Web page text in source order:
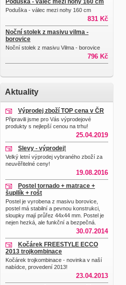
Poduška - válec mezi nohy 160 cm
Poduška - válec mezi nohy 160 cm
831 Kč
Noční stolek z masivu vilma -
borovice
Noční stolek z masivu Vilma - borovice
796 Kč
Aktuality
Výprodej zboží TOP cena v ČR
Připravili jsme pro Vás výprodejové
produkty s nejlepší cenou na trhu!
25.04.2019
Slevy - výprodej!
Velký letní výprodej vybraného zboží za
neuvěřitelné ceny!
19.08.2016
Postel tornado + matrace +
šupllík + rošt
Postel je vyrobena z masivu borovice,
postel má stabilní a pevnou konstrukci,
sloupky mají průřez 44x44 mm. Postel je
nejen hezká, ale funkční a bezpečná.
30.07.2014
Kočárek FREESTYLE ECCO
2013 trojkombinace
Kočárek trojkombinace - novinka v naší
nabídce, provedení 2013!
23.04.2013